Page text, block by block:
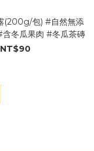
(200g/包) #自然無添
冬瓜果肉 #冬瓜茶磚
NT$90